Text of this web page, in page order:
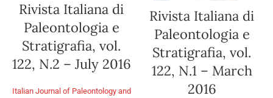
Rivista Italiana di
Paleontologia e
Stratigrafia, vol.
122, N.2 – July 2016
Italian Journal of Paleontology and
Rivista Italiana di
Paleontologia e
Stratigrafia, vol.
122, N.1 – March
2016